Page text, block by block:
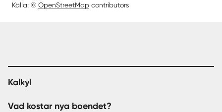
Källa: © OpenStreetMap contributors
Kalkyl
Vad kostar nya boendet?